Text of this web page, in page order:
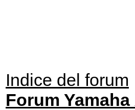
Indice del forum
Forum Yamaha